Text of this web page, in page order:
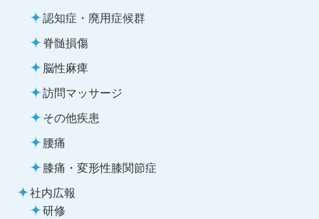
認知症・廃用症候群
脊髄損傷
脳性麻痺
訪問マッサージ
その他疾患
腰痛
膝痛・変形性膝関節症
社内広報
研修